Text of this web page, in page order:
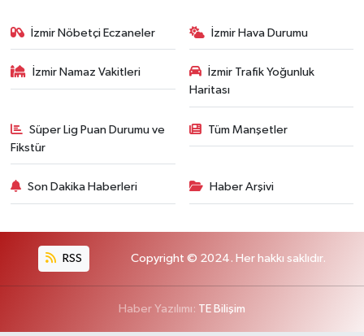
İzmir Nöbetçi Eczaneler İzmir Hava Durumu
İzmir Namaz Vakitleri
İzmir Trafik Yoğunluk
Haritası
Süper Lig Puan Durumu ve
Fikstür
Tüm Manşetler
Son Dakika Haberleri Haber Arşivi
RSS Copyright © 2024. Her hakkı saklıdır.
Haber Yazılımı: TE Bilişim